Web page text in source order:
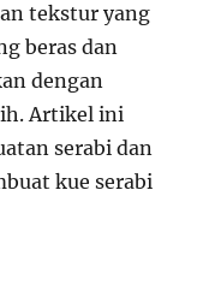
tekstur yang
beras dan
dengan
Artikel ini
serabi dan
kue serabi